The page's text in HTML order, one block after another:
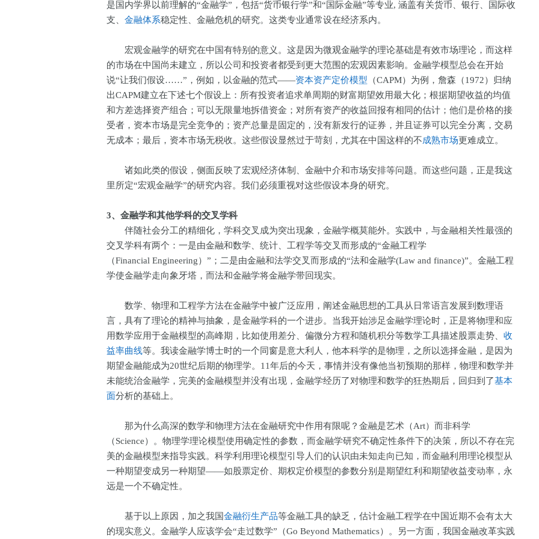
是国内学界以前理解的“金融学”，包括“货币银行学”和“国际金融”等专业, 涵盖有关货币、银行、国际收
支、 金融体系稳定性、金融危机的研究。这类专业通常设在经济系内。
宏观金融学的研究在中国有特别的意义。这是因为微观金融学的理论基础是有效市场理论，而这样
的市场在中国尚未建立，所以公司和投资者都受到更大范围的宏观因素影响。金融学模型总会在开始
说“让我们假设……”，例如，以金融的范式——资本资产定价模型 （CAPM）为例，詹森（1972）归纳
出CAPM建立在下述七个假设上：所有投资者追求单周期的财富期望效用最大化；根据期望收益的均值
和方差选择资产组合；可以无限量地拆借资金；对所有资产的收益回报有相同的估计；他们是价格的接
受者，资本市场是完全竞争的；资产总量是固定的，没有新发行的证券，并且证券可以完全分离，交易
无成本；最后，资本市场无税收。这些假设显然过于苛刻，尤其在中国这样的不成熟市场更难成立。
诸如此类的假设，侧面反映了宏观经济体制、金融中介和市场安排等问题。而这些问题，正是我这
里所定“宏观金融学”的研究内容。我们必须重视对这些假设本身的研究。
3、金融学和其他学科的交叉学科
伴随社会分工的精细化，学科交叉成为突出现象，金融学概莫能外。实践中，与金融相关性最强的
交叉学科有两个：一是由金融和数学、统计、工程学等交叉而形成的“金融工程学
（Financial Engineering）”；二是由金融和法学交叉而形成的“法和金融学(Law and finance)”。金融工程
学使金融学走向象牙塔，而法和金融学将金融学带回现实。
数学、物理和工程学方法在金融学中被广泛应用，阐述金融思想的工具从日常语言发展到数理语
言，具有了理论的精神与抽象，是金融学科的一个进步。当我开始涉足金融学理论时，正是将物理和应
用数学应用于金融模型的高峰期，比如使用差分、偏微分方程和随机积分等数学工具描述股票走势、 收
益率曲线等。我读金融学博士时的一个同窗是意大利人，他本科学的是物理，之所以选择金融，是因为
期望金融能成为20世纪后期的物理学。11年后的今天，事情并没有像他当初预期的那样，物理和数学并
未能统治金融学，完美的金融模型并没有出现，金融学经历了对物理和数学的狂热期后，回归到了基本
面分析的基础上。
那为什么高深的数学和物理方法在金融研究中作用有限呢？金融是艺术（Art）而非科学
（Science）。物理学理论模型使用确定性的参数，而金融学研究不确定性条件下的决策，所以不存在完
美的金融模型来指导实践。科学利用理论模型引导人们的认识由未知走向已知，而金融利用理论模型从
一种期望变成另一种期望——如股票定价、期权定价模型的参数分别是期望红利和期望收益变动率，永
远是一个不确定性。
基于以上原因，加之我国金融衍生产品等金融工具的缺乏，估计金融工程学在中国近期不会有太大
的现实意义。金融学人应该学会“走过数学”（Go Beyond Mathematics）。另一方面，我国金融改革实践